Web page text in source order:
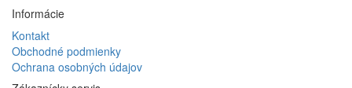
Informácie
Kontakt
Obchodné podmienky
Ochrana osobných údajov